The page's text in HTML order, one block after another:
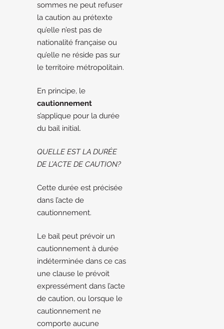
sommes ne peut refuser
la caution au prétexte
qu’elle n’est pas de
nationalité française ou
qu’elle ne réside pas sur
le territoire métropolitain.
En principe, le
cautionnement
s’applique pour la durée
du bail initial.
QUELLE EST LA DURÉE
DE L’ACTE DE CAUTION?
Cette durée est précisée
dans l’acte de
cautionnement.
Le bail peut prévoir un
cautionnement à durée
indéterminée dans ce cas
une clause le prévoit
expressément dans l’acte
de caution, ou lorsque le
cautionnement ne
comporte aucune